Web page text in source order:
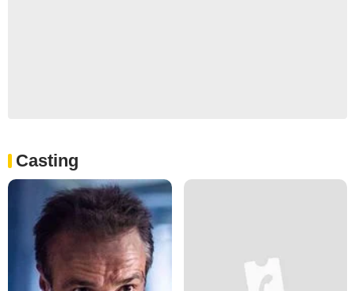
Casting